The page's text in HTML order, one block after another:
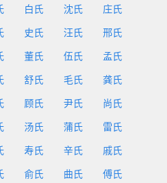
白氏 沈氏 庄氏
史氏 汪氏 邢氏
董氏 伍氏 孟氏
舒氏 毛氏 龚氏
顾氏 尹氏 尚氏
汤氏 蒲氏 雷氏
寿氏 辛氏 戚氏
俞氏 曲氏 傅氏